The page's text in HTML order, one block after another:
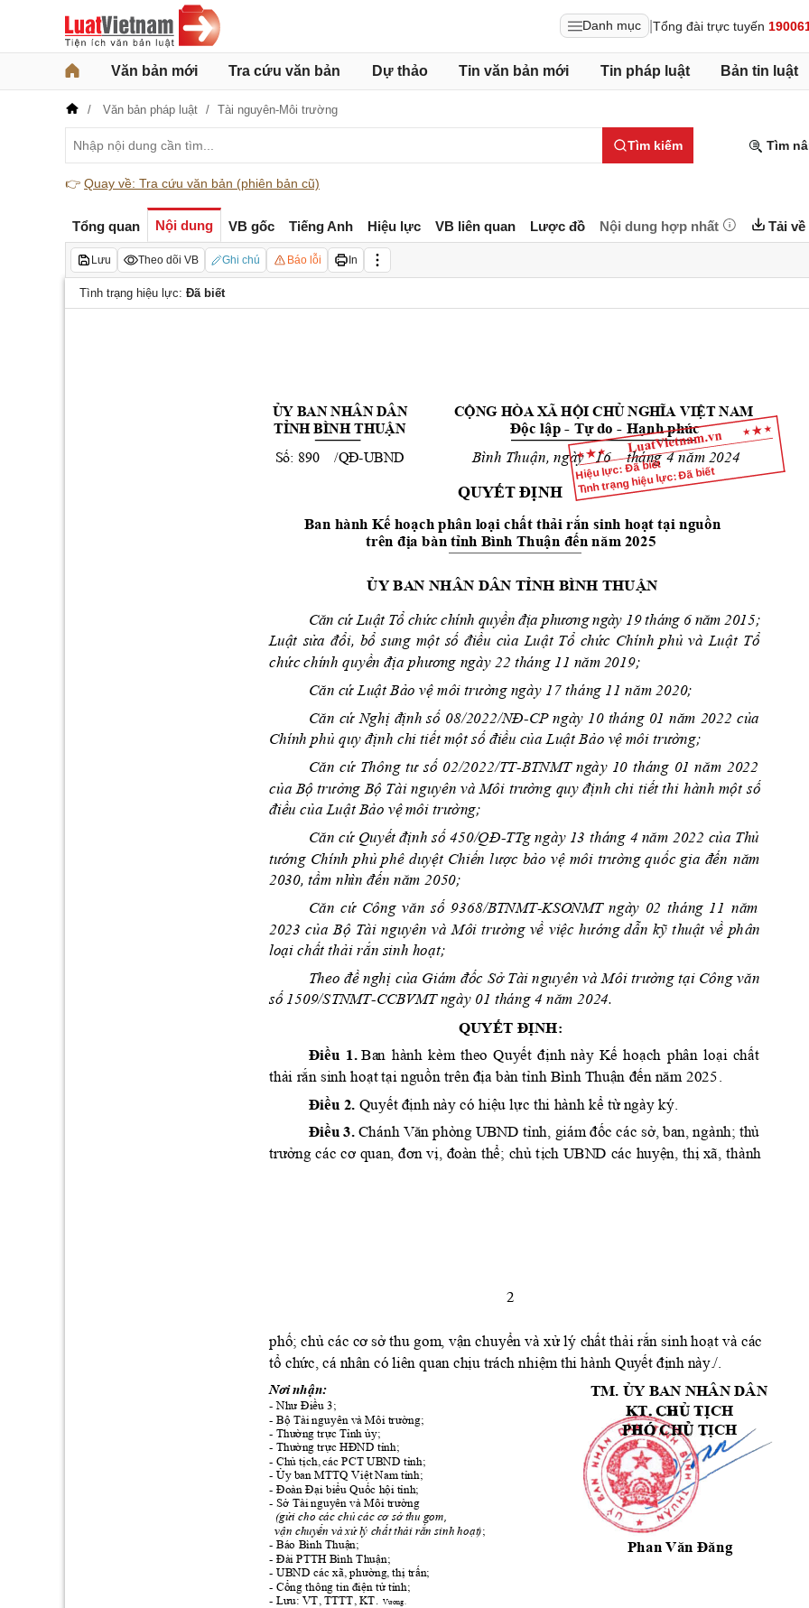
Danh mục Tổng đài trực tuyến
Văn bản mới Tra cứu văn bản Dự thảo Tin văn bản mới Tin pháp luật Bản tin luật
Văn bản pháp luật Tài nguyên-Môi trường
Tìm kiếm Tìm
👉 Quay về: Tra cứu văn bản (phiên bản cũ)
Tổng quan Nội dung VB gốc Tiếng Anh Hiệu lực VB liên quan Lược đồ Nội dung hợp nhất Tải về
Lưu Theo dõi VB Ghi chú Báo lỗi In
Tình trạng hiệu lực: Đã biết
Hiệu lực: Đã biết
Tình trạng hiệu lực: Đã biết
ỦY BAN NHÂN DÂN CỘNG HÒA XÃ HỘI CHỦ NGHĨA VIỆT NAM
TỈNH BÌNH THUẬN
Độc lập - Tự do - Hạnh phúc
Số: 890    /QĐ-UBND Bình Thuận, ngày
  16
tháng 4 năm 2024
QUYẾT ĐỊNH
Ban hành Kế hoạch phân loại chất thải rắn sinh hoạt tại nguồn
trên địa bàn tỉnh Bình Thuận đến năm 2025
ỦY BAN NHÂN DÂN TỈNH BÌNH THUẬN
Căn cứ Luật Tổ chức chính quyền địa phương ngày 19 tháng 6 năm 2015;
Luật sửa đổi, bổ sung một số điều của Luật Tổ chức Chính phủ và Luật Tổ
chức chính quyền địa phương ngày 22 tháng 11 năm 2019;
Căn cứ Luật Bảo vệ môi trường ngày 17 tháng 1 1 năm 2020;
Căn cứ Nghị định số 08/2022/NĐ-CP ngày 10 tháng 01 năm 2022 của
Chính phủ quy định chi tiết một số điều của Luật Bảo vệ môi trường;
Căn cứ Thông tư số 02/2022/TT-BTNMT ngày 10 tháng 01 năm 2022
của Bộ trưởng Bộ Tài nguyên và Môi trường quy định chi tiết thi hành một số
điều của Luật Bảo vệ môi trường;
Căn cứ Quyết định số 450/QĐ-TTg ngày 13 tháng 4 năm 2022 của Thủ
tướng Chính phủ phê duyệt Chiến lược bảo vệ môi trường quốc gia đến năm
2030, tầm nhìn đến năm 2050;
Căn cứ Công văn số 9368/BTNMT-KSONMT ngày 02 tháng 11 năm
2023 của Bộ Tài nguyên và Môi trường về việc hướng dẫn kỹ thuật về phân
loại chất thải rắn sinh hoạt;
Theo đề nghị của Giám đốc Sở Tài nguyên và Môi trường tại Công văn
số 1509/STNMT-CCBVMT ngày 01 tháng 4 năm 2024.
QUYẾT ĐỊNH:
Điều 1. Ban hành kèm theo Quyết định này Kế hoạch phân loại chất
thải rắn sinh hoạt tại nguồn trên địa bàn tỉnh Bình Thuận đến năm 2025.
Điều 2. Quyết định này có hiệu lực thi hành kể từ ngày ký.
Điều 3. Chánh Văn phòng UBND tỉnh, giám đốc các sở, ban, ngành; thủ
trưởng các cơ quan, đơn vị, đoàn thể; chủ tịch UBND các huyện, thị xã, thành
2
phố; chủ các cơ sở thu gom, vận chuyển và xử lý chất thải rắn sinh hoạt và các
tổ chức, cá nhân có liên quan chịu trách nhiệm thi hành Quyết định này./.
Nơi nhận:
- Như Điều 3;
- Bộ Tài nguyên và Môi trường;
- Thường trực Tỉnh ủy;
- Thường trực HĐND tỉnh;
- Chủ tịch, các PCT UBND tỉnh;
- Ủy ban MTTQ Việt Nam tỉnh;
- Đoàn Đại biểu Quốc hội tỉnh;
- Sở Tài nguyên và Môi trường
(gửi cho các chủ các cơ sở thu gom,
vận chuyển và xử lý chất thải rắn sinh hoạt);
- Báo Bình Thuận;
- Đài PTTH Bình Thuận;
- UBND các xã, phường, thị trấn;
- Cổng thông tin điện tử tỉnh;
- Lưu: VT, TTTT, KT Vương.
TM. ỦY BAN NHÂN DÂN
KT. CHỦ TỊCH
PHÓ CHỦ TỊCH
Phan Văn Đăng